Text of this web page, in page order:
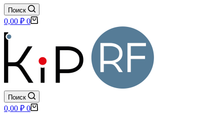
Поиск
Корзина
0,00 ₽ 0
Поиск
Корзина
0,00 ₽ 0